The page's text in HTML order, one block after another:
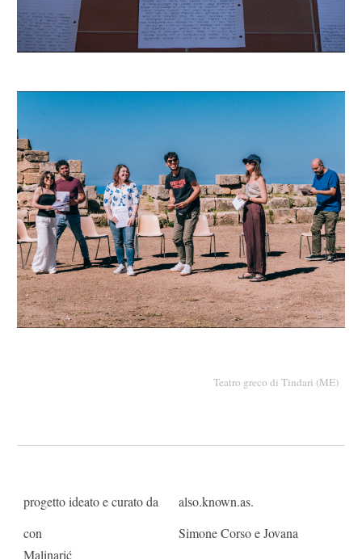
Teatro greco di Tindari (ME)
progetto ideato e curato da
also.known.as.
con
Simone Corso e Jovana
Malinarić